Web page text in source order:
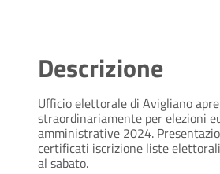
Descrizione
Ufficio elettorale di Avigliano apre
straordinariamente per elezioni
amministrative 2024.
certificati iscrizione liste
al sabato.